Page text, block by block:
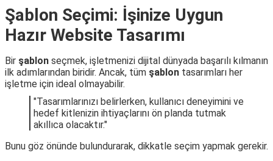
Şablon Seçimi: İşinize Uygun
Hazır Website Tasarımı
Bir şablon seçmek, işletmenizi dijital dünyada başarılı kılmanın
ilk adımlarından biridir. Ancak, tüm şablon tasarımları her
işletme için ideal olmayabilir.
"Tasarımlarınızı belirlerken, kullanıcı deneyimini ve
hedef kitlenizin ihtiyaçlarını ön planda tutmak
akıllıca olacaktır."
Bunu göz önünde bulundurarak, dikkatle seçim yapmak gerekir.